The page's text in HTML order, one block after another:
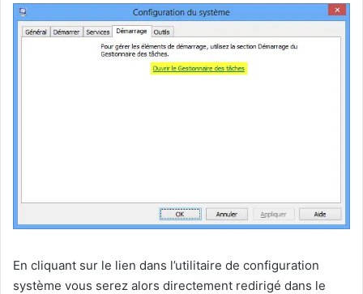
En cliquant sur le lien dans l’utilitaire de configuration
système vous serez alors directement redirigé dans le